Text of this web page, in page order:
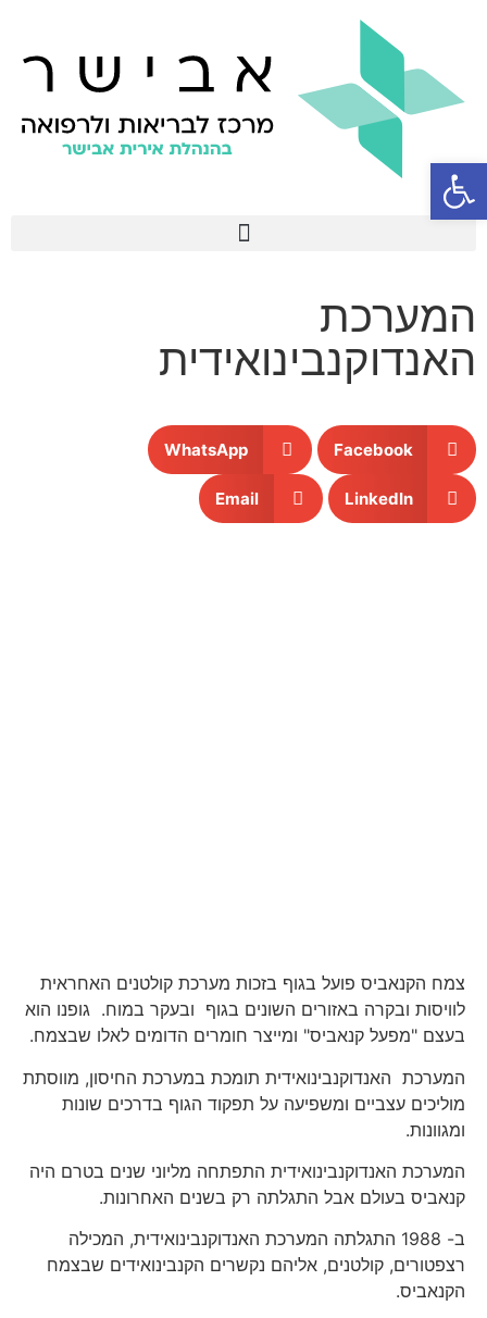
המערכת
האנדוקנבינואידית
Facebook
WhatsApp
LinkedIn
Email
צמח הקנאביס פועל בגוף בזכות מערכת קולטנים האחראית
לוויסות ובקרה באזורים השונים בגוף ובעקר במוח. גופנו הוא
בעצם "מפעל קנאביס" ומייצר חומרים הדומים לאלו שבצמח.
המערכת האנדוקנבינואידית תומכת במערכת החיסון, מווסתת
מוליכים עצביים ומשפיעה על תפקוד הגוף בדרכים שונות
ומגוונות.
המערכת האנדוקנבינואידית התפתחה מליוני שנים בטרם היה
קנאביס בעולם אבל התגלתה רק בשנים האחרונות.
ב- 1988 התגלתה המערכת האנדוקנבינואידית, המכילה
רצפטורים, קולטנים, אליהם נקשרים הקנבינואידים שבצמח
הקנאביס.
פתח סרגל נגישות